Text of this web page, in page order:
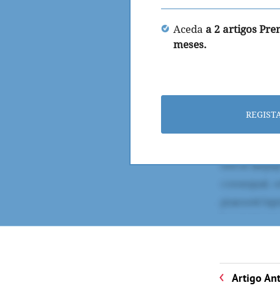
Aceda a 2 artigos
meses.
Artigo